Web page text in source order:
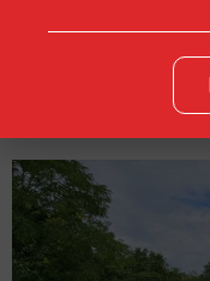
Idén is lesz Hegyke! A
pincészetnek
Hegykék hamarosan